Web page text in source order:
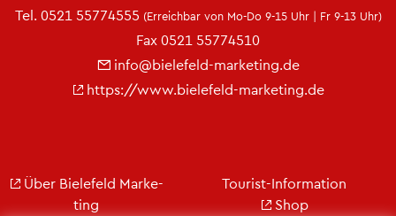
Tel. 0521 55774555 (Er­reich­bar von Mo-Do 9-15 Uhr | Fr 9-13 Uhr)
Fax 0521 55774510
info@​bielefeld-​marketing.​de
https://​www.​bielefeld-​marketing.​de
Über Bie­le­feld Mar­ke­
ting
Tou­rist-In­for­ma­ti­on
Shop